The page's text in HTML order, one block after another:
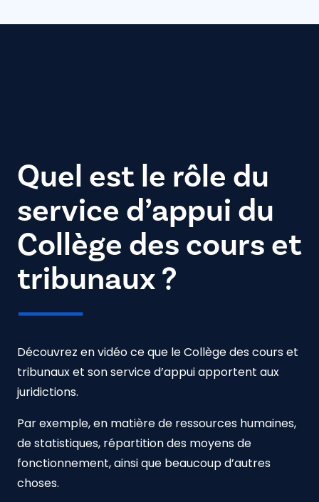
Quel est le rôle du
service d’appui du
Collège des cours et
tribunaux ?
Découvrez en vidéo ce que le Collège des cours et
tribunaux et son service d’appui apportent aux
juridictions.
Par exemple, en matière de ressources humaines,
de statistiques, répartition des moyens de
fonctionnement, ainsi que beaucoup d’autres
choses.